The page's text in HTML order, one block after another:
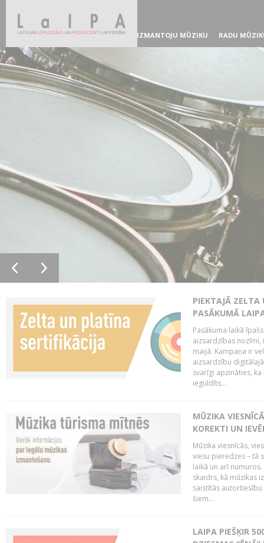
IZMANTOJU MŪZIKU RADU
PIEKTAJĀ ZELTA
PASĀKUMĀ
Pasākuma laikā
aizsardzības nozīmi,
maijā. Kampaņa ir
aizsardzību
svarīgi apzināties,
ieguldīts...
MŪZIKA
KOREKTI UN
Mūzika viesnīcās,
viesu pieredzes – tā
laikā un arī
skaidrs, kā mūzikas
saistītās
šiem...
LAIPA PIEŠĶIR